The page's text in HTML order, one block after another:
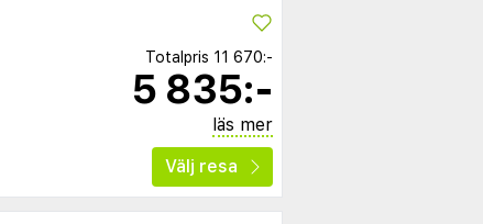
Totalpris 11 670:-
5 835:-
läs mer
Välj resa